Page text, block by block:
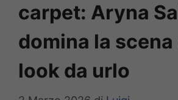
carpet: Aryna
domina la scena
look da urlo